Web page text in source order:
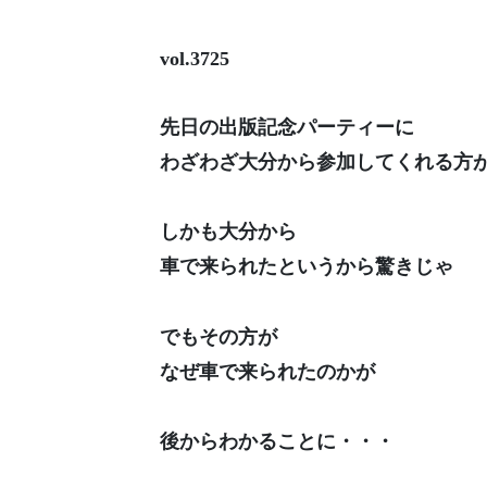
vol.3725
先日の出版記念パーティーに
わざわざ大分から参加してくれる方
しかも大分から
車で来られたというから驚きじゃ
でもその方が
なぜ車で来られたのかが
後からわかることに・・・